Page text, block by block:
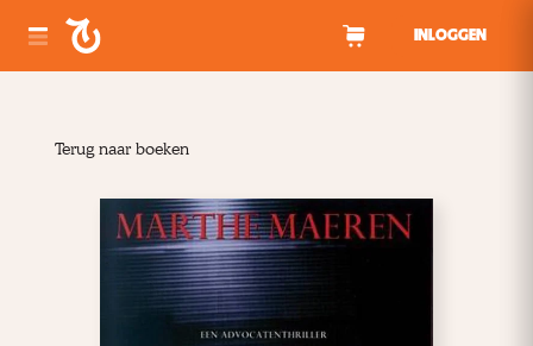
INLOGGEN
Terug naar boeken